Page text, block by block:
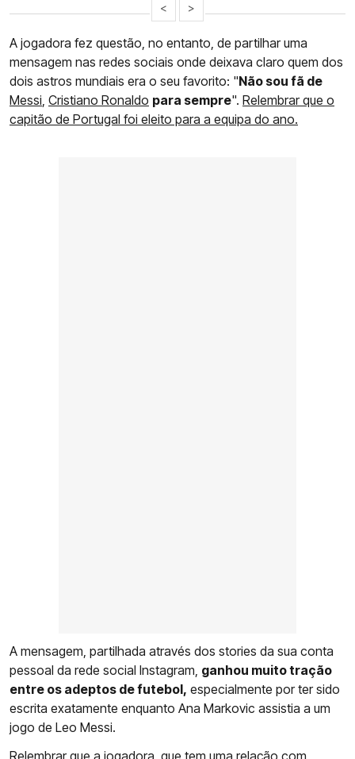
< >
A jogadora fez questão, no entanto, de partilhar uma
mensagem nas redes sociais onde deixava claro quem dos
dois astros mundiais era o seu favorito: "Não sou fã de
Messi, Cristiano Ronaldo para sempre". Relembrar que o
capitão de Portugal foi eleito para a equipa do ano.
A mensagem, partilhada através dos stories da sua conta
pessoal da rede social Instagram, ganhou muito tração
entre os adeptos de futebol, especialmente por ter sido
escrita exatamente enquanto Ana Markovic assistia a um
jogo de Leo Messi.